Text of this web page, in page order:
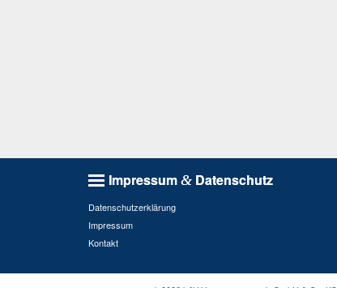
Impressum & Datenschutz
Datenschutzerklärung
Impressum
Kontakt